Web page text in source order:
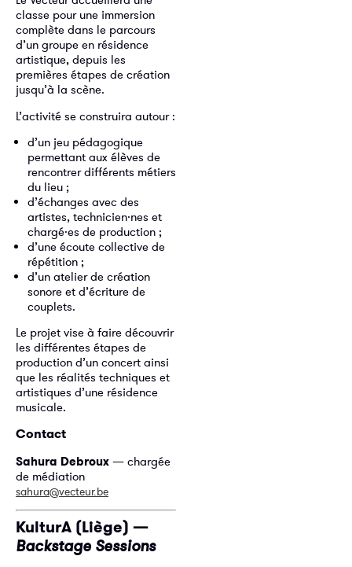
classe pour une immersion
complète dans le parcours
d’un groupe en résidence
artistique, depuis les
premières étapes de création
jusqu’à la scène.
L’activité se construira autour :
d’un jeu pédagogique
permettant aux élèves de
rencontrer différents métiers
du lieu ;
d’échanges avec des
artistes, technicien·nes et
chargé·es de production ;
d’une écoute collective de
répétition ;
d’un atelier de création
sonore et d’écriture de
couplets.
Le projet vise à faire découvrir
les différentes étapes de
production d’un concert ainsi
que les réalités techniques et
artistiques d’une résidence
musicale.
Contact
Sahura Debroux — chargée
de médiation
sahura@vecteur.be
KulturA (Liège) —
Backstage Sessions